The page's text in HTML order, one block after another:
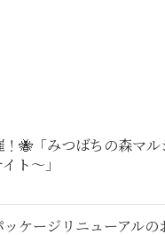
🐝「みつばちの森マル
ト〜」
ケージリニューアルの